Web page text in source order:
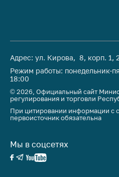
Адрес: ул. Кирова, 8, корп. 1,
Режим работы: понедельник-
18:00
© 2026, Официальный сайт
регулирования и торговли
При цитировании информации с
первоисточник обязательна
Мы в соцсетях